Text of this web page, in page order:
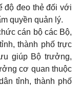
độ đeo thẻ đối với
quyền quản lý.
cán bộ các Bộ,
thành phố trực
giúp Bộ trưởng,
cơ quan thuộc
tỉnh, thành phố